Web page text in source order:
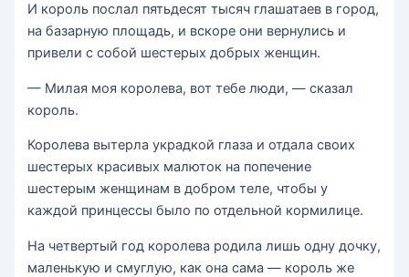
И король послал пятьдесят тысяч глашатаев в город,
на базарную площадь, и вскоре они вернулись и
привели с собой шестерых добрых женщин.
— Милая моя королева, вот тебе люди, — сказал
король.
Королева вытерла украдкой глаза и отдала своих
шестерых красивых малюток на попечение
шестерым женщинам в добром теле, чтобы у
каждой принцессы было по отдельной кормилице.
На четвертый год королева родила лишь одну дочку,
маленькую и смуглую, как она сама — король же